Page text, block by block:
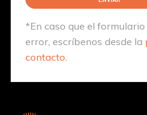
*En caso que el formulario
error, escríbenos desde la
contacto.